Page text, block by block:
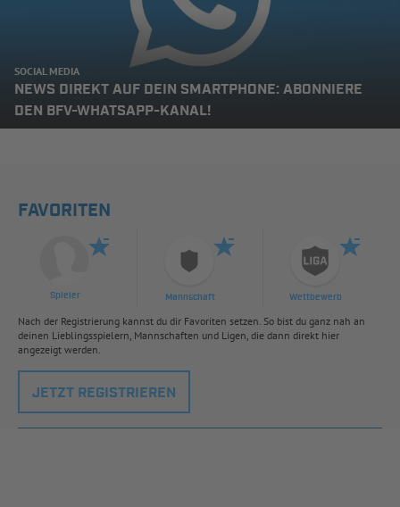
SOCIAL MEDIA
NEWS DIREKT AUF DEIN SMARTPHONE: ABONNIERE
DEN BFV-WHATSAPP-KANAL!
FAVORITEN
Spieler Mannschaft Wettbewerb
Nach der Registrierung kannst du dir Favoriten setzen. So bist du ganz nah an
deinen Lieblingsspielern, Mannschaften und Ligen, die dann direkt hier
angezeigt werden.
JETZT REGISTRIEREN